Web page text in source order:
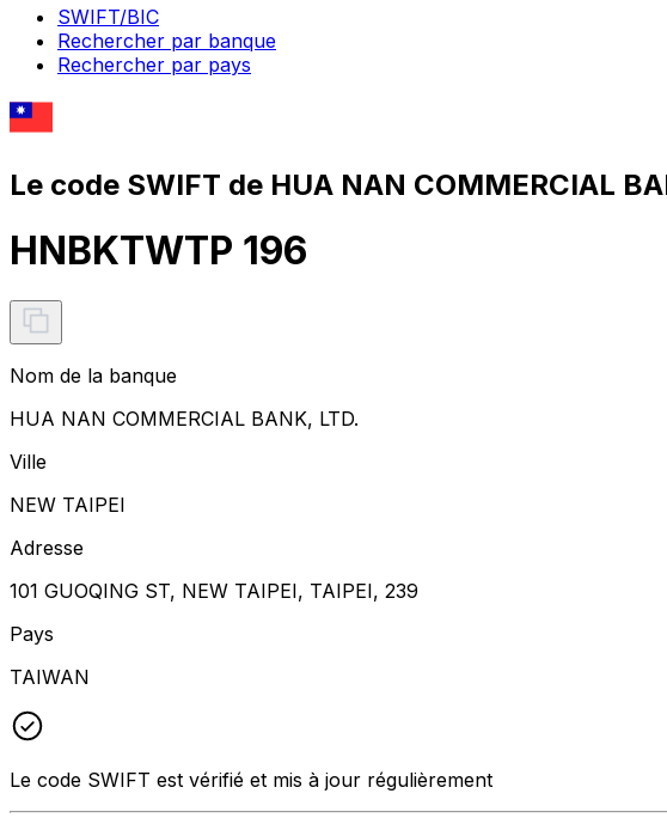
SWIFT/BIC
Rechercher par banque
Rechercher par pays
Le code SWIFT de HUA NAN COMMERCIAL
HNBKTWTP 196
Nom de la banque
HUA NAN COMMERCIAL BANK, LTD.
Ville
NEW TAIPEI
Adresse
101 GUOQING ST, NEW TAIPEI, TAIPEI, 239
Pays
TAIWAN
Le code SWIFT est vérifié et mis à jour régulièrement